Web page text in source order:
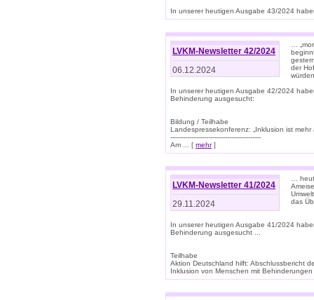
In unserer heutigen Ausgabe 43/2024
LVKM-Newsletter 42/2024
06.12.2024
…
der
In unserer heutigen Ausgabe 42/2024
Behinderung ausgesucht:
Bildung / Teilhabe
Landespressekonferenz: „Inklusion ist mehr
-------------------------------------------
Am ... [ mehr]
LVKM-Newsletter 41/2024
29.11.2024
…
das
In unserer heutigen Ausgabe 41/2024
Behinderung ausgesucht ...
Teilhabe
Aktion Deutschland hilft: Abschlussbericht
Inklusion von Menschen mit